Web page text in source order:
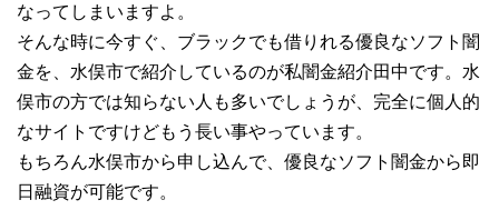
なってしまいますよ。
そんな時に今すぐ、ブラックでも借りれる優良なソフト闇
金を、水俣市で紹介しているのが私闇金紹介田中です。水
俣市の方では知らない人も多いでしょうが、完全に個人的
なサイトですけどもう長い事やっています。
もちろん水俣市から申し込んで、優良なソフト闇金から即
日融資が可能です。